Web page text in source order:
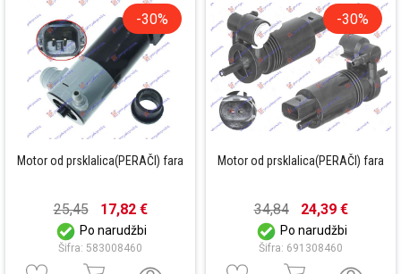
-30%
Motor od prsklalica(PERAČI) fara
25,45 17,82 €
Po narudžbi
Šifra: 583008460
-30%
Motor od prsklalica(PERAČI) fara
34,84 24,39 €
Po narudžbi
Šifra: 691308460